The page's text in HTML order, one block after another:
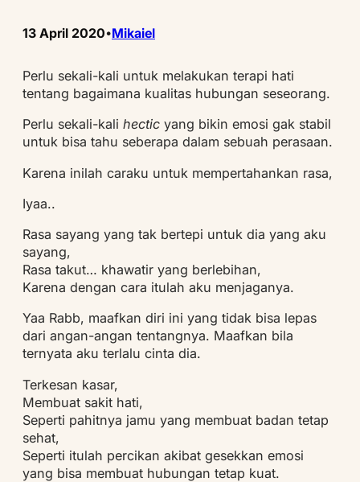
13 April 2020•Mikaiel
Perlu sekali-kali untuk melakukan terapi hati
tentang bagaimana kualitas hubungan seseorang.
Perlu sekali-kali hectic yang bikin emosi gak stabil
untuk bisa tahu seberapa dalam sebuah perasaan.
Karena inilah caraku untuk mempertahankan rasa,
Iyaa..
Rasa sayang yang tak bertepi untuk dia yang aku
sayang,
Rasa takut… khawatir yang berlebihan,
Karena dengan cara itulah aku menjaganya.
Yaa Rabb, maafkan diri ini yang tidak bisa lepas
dari angan-angan tentangnya. Maafkan bila
ternyata aku terlalu cinta dia.
Terkesan kasar,
Membuat sakit hati,
Seperti pahitnya jamu yang membuat badan tetap
sehat,
Seperti itulah percikan akibat gesekkan emosi
yang bisa membuat hubungan tetap kuat.